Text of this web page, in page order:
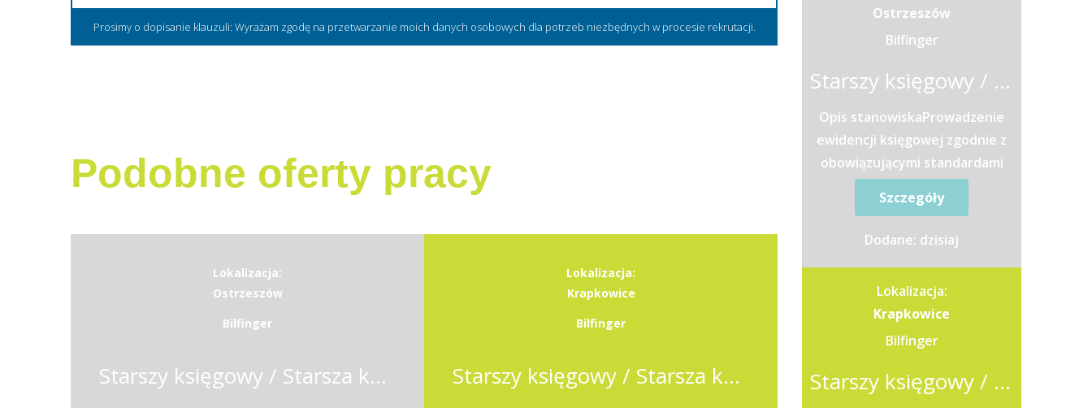
Prosimy o dopisanie klauzuli: Wyrażam zgodę na przetwarzanie moich danych osobowych dla potrzeb niezbędnych w procesie rekrutacji.
Podobne oferty pracy
Lokalizacja:
Ostrzeszów
Bilfinger
Starszy księgowy / Starsza księgowa
Lokalizacja:
Krapkowice
Bilfinger
Starszy księgowy / Starsza księgowa
Ostrzeszów
Bilfinger
Starszy księgowy / Starsza księgowa
Opis stanowiskaProwadzenie
ewidencji księgowej zgodnie z
obowiązującymi standardami
rachunkowości oraz zasadami
raportowania
grupowego.Przygotowywanie...
Szczegóły
Dodane: dzisiaj
Lokalizacja:
Krapkowice
Bilfinger
Starszy księgowy / Starsza księgowa